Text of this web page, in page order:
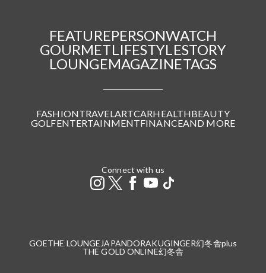
FEATUREPERSONWATCH
GOURMETLIFESTYLESTORY
LOUNGEMAGAZINETAGS
FASHIONTRAVELARTCARHEALTHBEAUTY
GOLFENTERTAINMENTFINANCEAND MORE
Connect with us
GOETHE LOUNGE JAPANDORAKUGINGER幻冬舎plus
THE GOLD ONLINE幻冬舎